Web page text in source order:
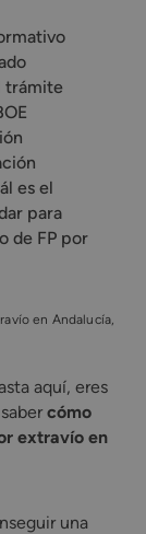
trámite
es el
para
de FP por
en Andalucía,
aquí, eres
cómo
extravío en
una